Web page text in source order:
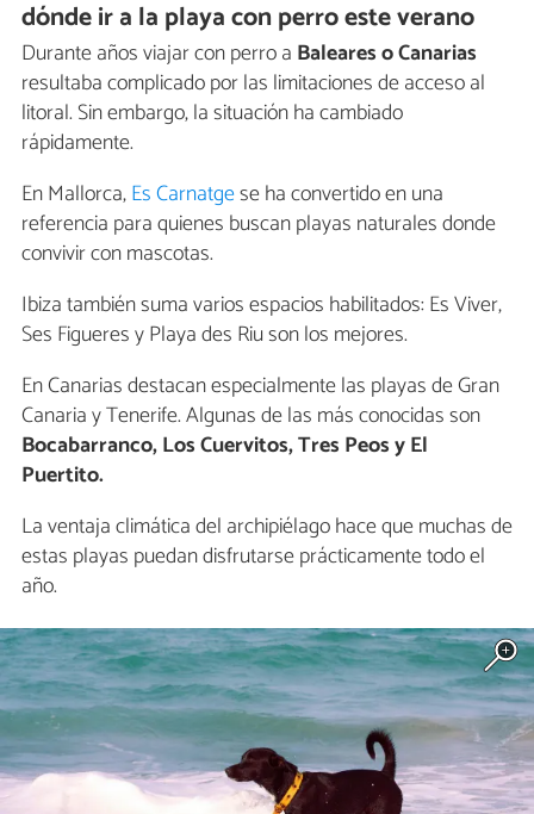
dónde ir a la playa con perro este verano
Durante años viajar con perro a Baleares o Canarias
resultaba complicado por las limitaciones de acceso al
litoral. Sin embargo, la situación ha cambiado
rápidamente.
En Mallorca,Es Carnatgese ha convertido en una
referencia para quienes buscan playas naturales donde
convivir con mascotas.
Ibiza también suma varios espacios habilitados: Es Viver,
Ses Figueres y Playa des Riu son los mejores.
En Canarias destacan especialmente las playas de Gran
Canaria y Tenerife. Algunas de las más conocidas son
Bocabarranco, Los Cuervitos, Tres Peos y El
Puertito.
La ventaja climática del archipiélago hace que muchas de
estas playas puedan disfrutarse prácticamente todo el
año.